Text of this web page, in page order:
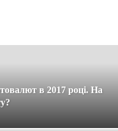
в 2017 році. На